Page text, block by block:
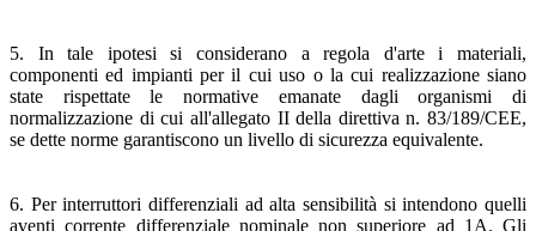
5. In tale ipotesi si considerano a regola d'arte i materiali,
componenti ed impianti per il cui uso o la cui realizzazione siano
state rispettate le normative emanate dagli organismi di
normalizzazione di cui all'allegato II della direttiva n. 83/189/CEE,
se dette norme garantiscono un livello di sicurezza equivalente.
6. Per interruttori differenziali ad alta sensibilità si intendono quelli
aventi corrente differenziale nominale non superiore ad 1A. Gli